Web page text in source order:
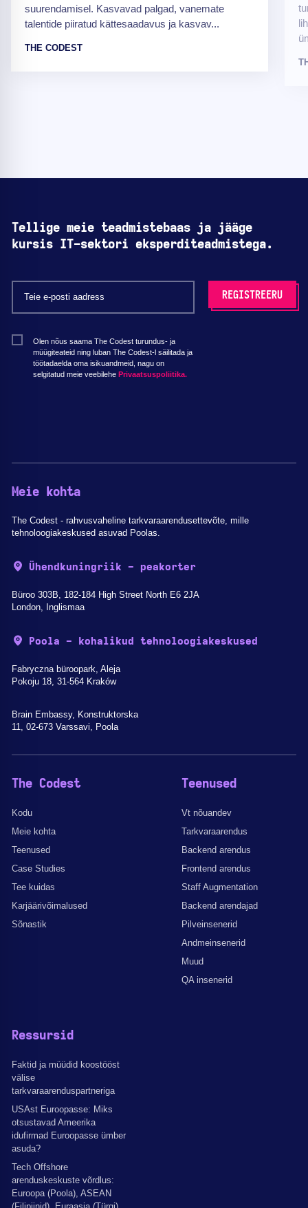
suurendamisel. Kasvavad palgad, vanemate
talentide piiratud kättesaadavus ja kasvav...
THE CODEST
Tellige meie teadmistebaas ja jääge
kursis IT-sektori eksperditeadmistega.
Olen nõus saama The Codest turundus- ja
müügiteateid ning luban The Codest-l säilitada ja
töötadaelda oma isikuandmeid, nagu on
selgitatud meie veebilehe Privaatsuspoliitika.
Meie kohta
The Codest - rahvusvaheline tarkvaraarendusettevõte, mille
tehnoloogiakeskused asuvad Poolas.
Ühendkuningriik - peakorter
Büroo 303B, 182-184 High Street North E6 2JA
London, Inglismaa
Poola - kohalikud tehnoloogiakeskused
Fabryczna büroopark, Aleja
Pokoju 18, 31-564 Kraków
Brain Embassy, Konstruktorska
11, 02-673 Varssavi, Poola
The Codest
Kodu
Meie kohta
Teenused
Case Studies
Tee kuidas
Karjäärivõimalused
Sõnastik
Teenused
Vt nõuandev
Tarkvaraarendus
Backend arendus
Frontend arendus
Staff Augmentation
Backend arendajad
Pilveinsenerid
Andmeinsenerid
Muud
QA insenerid
Ressursid
Faktid ja müüdid koostööst
välise
tarkvaraarenduspartneriga
USAst Euroopasse: Miks
otsustavad Ameerika
idufirmad Euroopasse ümber
asuda?
Tech Offshore
arenduskeskuste võrdlus:
Euroopa (Poola), ASEAN